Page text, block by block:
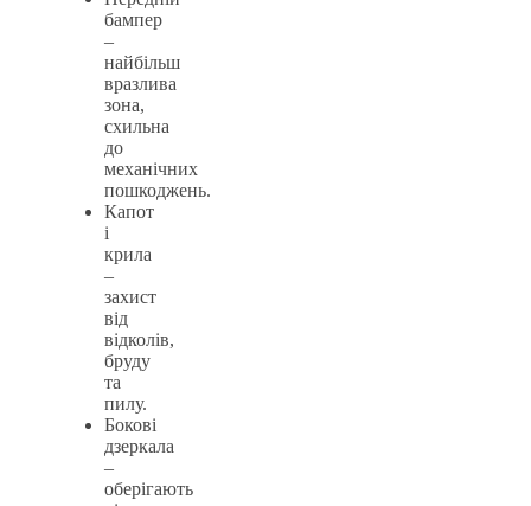
бампер
–
найбільш
вразлива
зона,
схильна
до
механічних
пошкоджень.
Капот
і
крила
–
захист
від
відколів,
бруду
та
пилу.
Бокові
дзеркала
–
оберігають